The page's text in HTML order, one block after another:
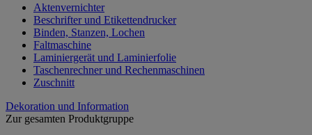
Aktenvernichter
Beschrifter und Etikettendrucker
Binden, Stanzen, Lochen
Faltmaschine
Laminiergerät und Laminierfolie
Taschenrechner und Rechenmaschinen
Zuschnitt
Dekoration und Information
Zur gesamten Produktgruppe